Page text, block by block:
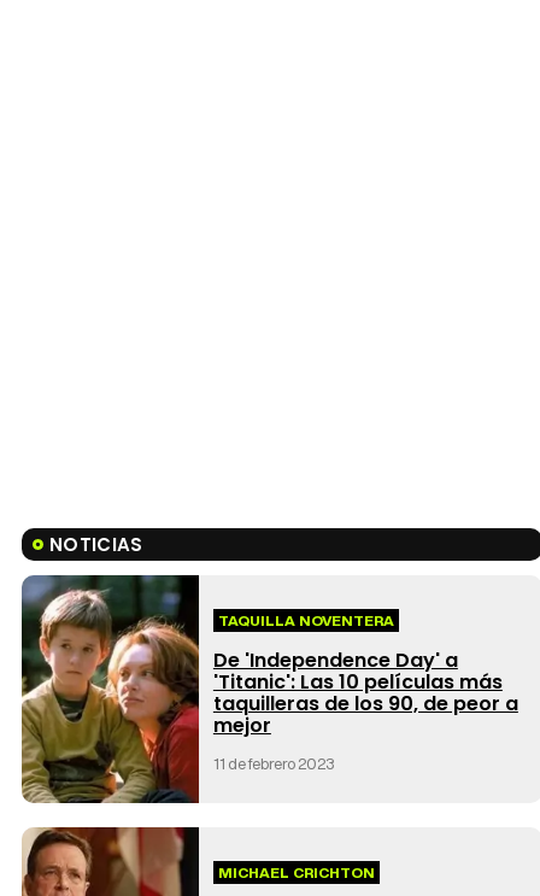
NOTICIAS
TAQUILLA NOVENTERA
De 'Independence Day' a
'Titanic': Las 10 películas más
taquilleras de los 90, de peor a
mejor
11 de febrero 2023
MICHAEL CRICHTON